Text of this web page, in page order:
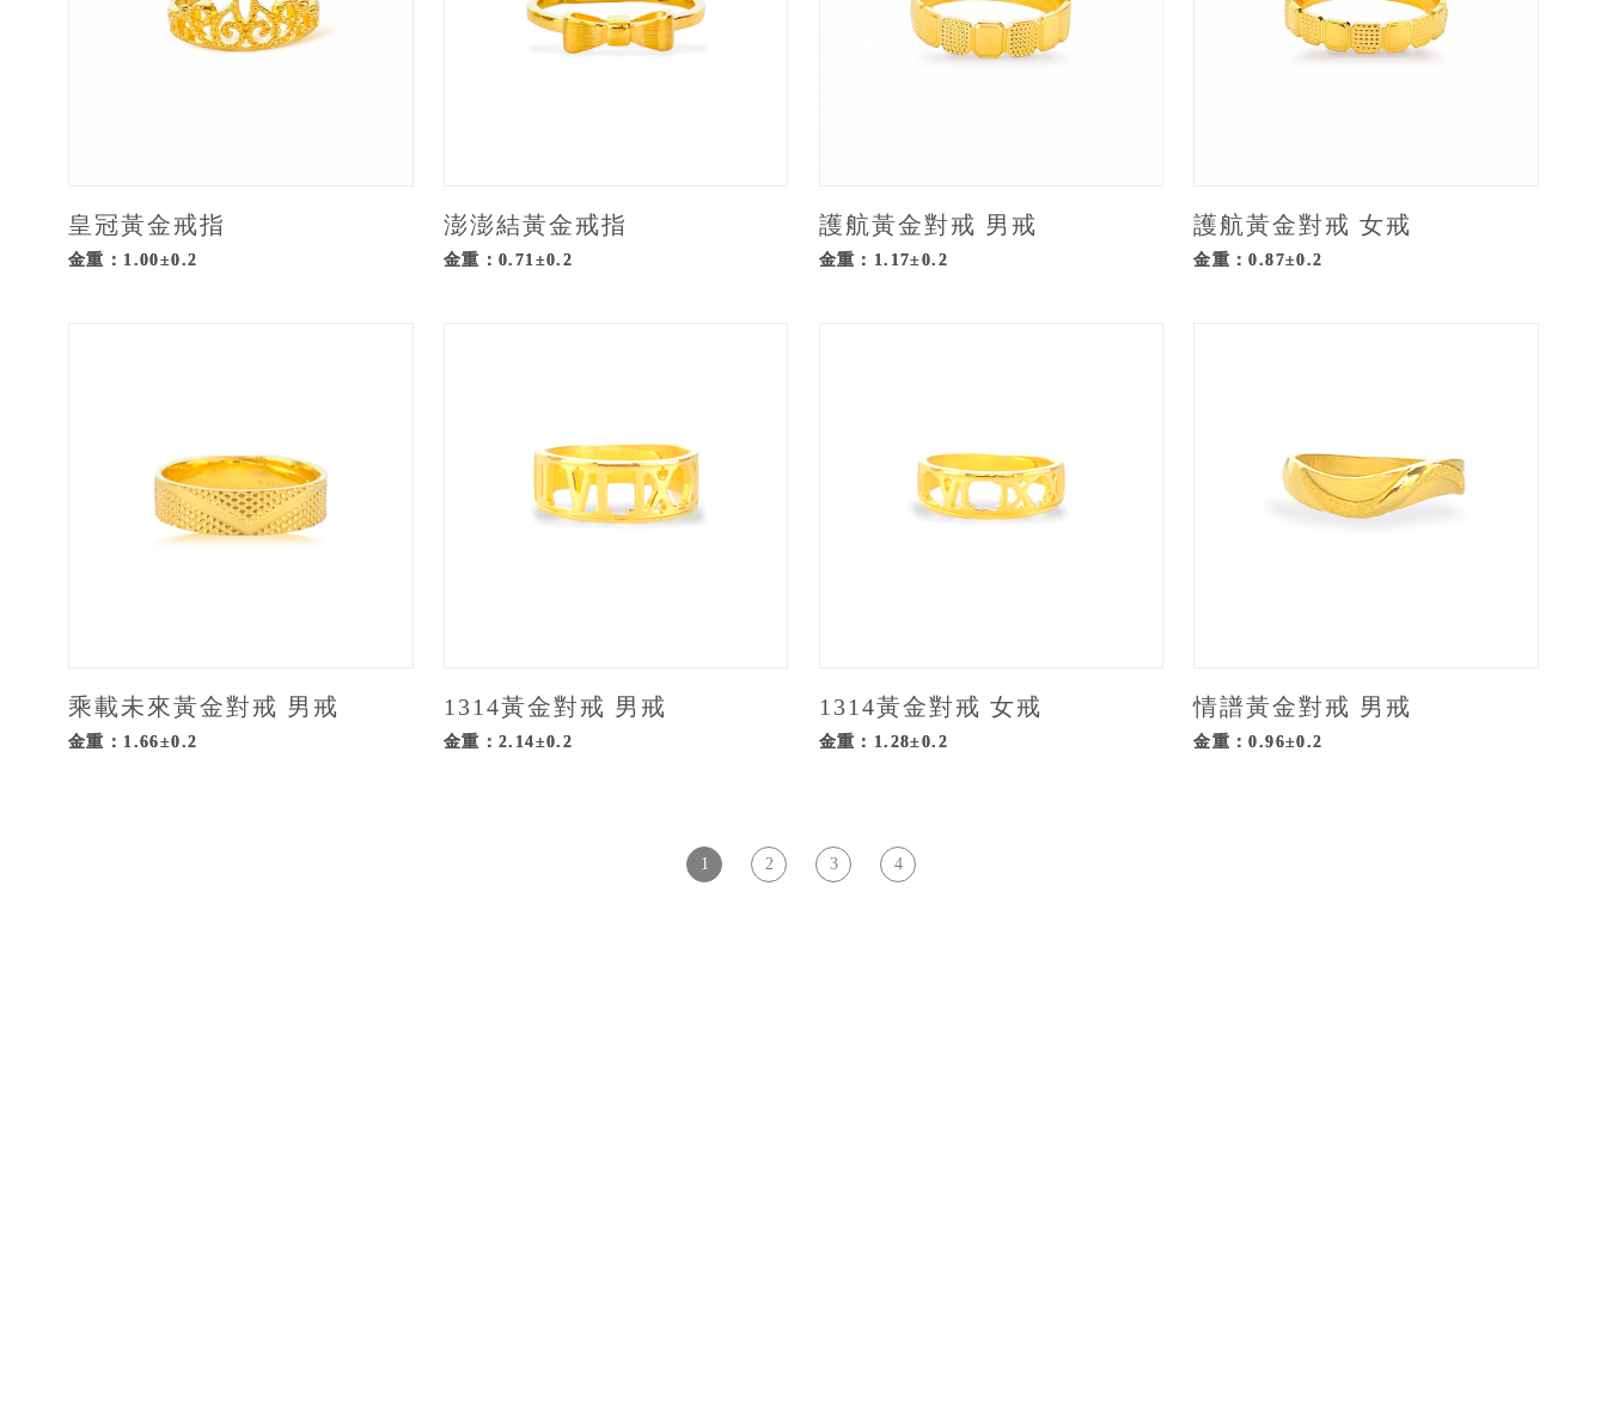
皇冠黃金戒指
金重：1.00±0.2
澎澎結黃金戒指
金重：0.71±0.2
護航黃金對戒 男戒
金重：1.17±0.2
護航黃金對戒 女戒
金重：0.87±0.2
乘載未來黃金對戒 男戒
金重：1.66±0.2
1314黃金對戒 男戒
金重：2.14±0.2
1314黃金對戒 女戒
金重：1.28±0.2
情譜黃金對戒 男戒
金重：0.96±0.2
1 2 3 4